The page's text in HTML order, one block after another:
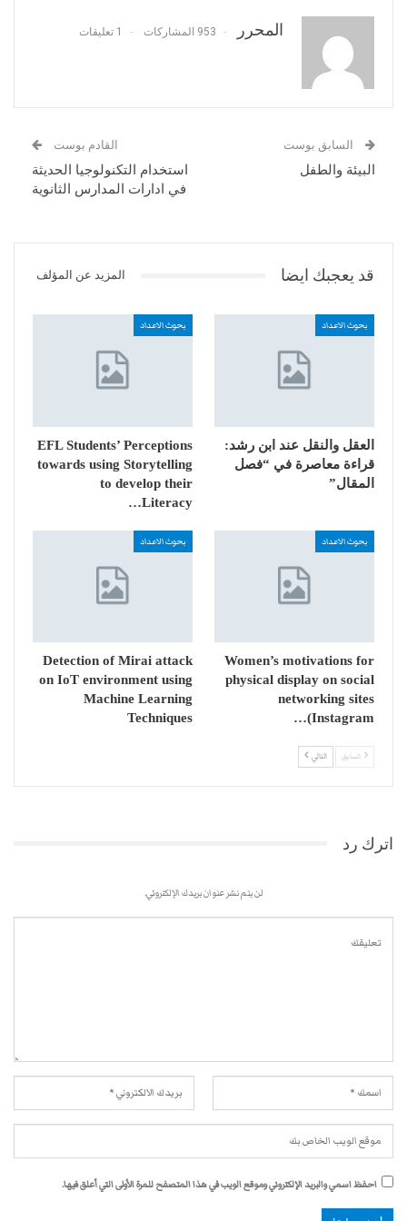
المحرر 953 المشاركات 1 تعليقات
السابق بوست
البيئة والطفل
القادم بوست
استخدام التكنولوجيا الحديثة
في ادارات المدارس الثانوية
قد يعجبك ايضا المزيد عن المؤلف
بحوث الاعداد
العقل والنقل عند ابن رشد:
قراءة معاصرة في “فصل
المقال”
بحوث الاعداد
EFL Students’ Perceptions
towards using Storytelling
to develop their
Literacy…
بحوث الاعداد
Women’s motivations for
physical display on social
networking sites
(Instagram…
بحوث الاعداد
Detection of Mirai attack
on IoT environment using
Machine Learning
Techniques
السابق التالي
اترك رد
لن يتم نشر عنوان بريدك الإلكتروني.
احفظ اسمي والبريد الإلكتروني وموقع الويب في هذا المتصفح للمرة الأولى التي أعلق فيها.